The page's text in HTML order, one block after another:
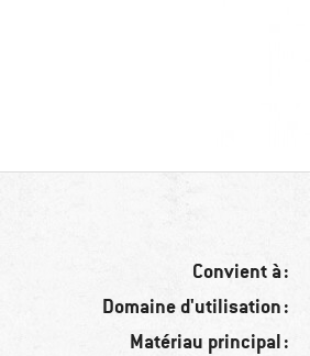
Convient à :
Domaine d'utilisation :
Matériau principal :